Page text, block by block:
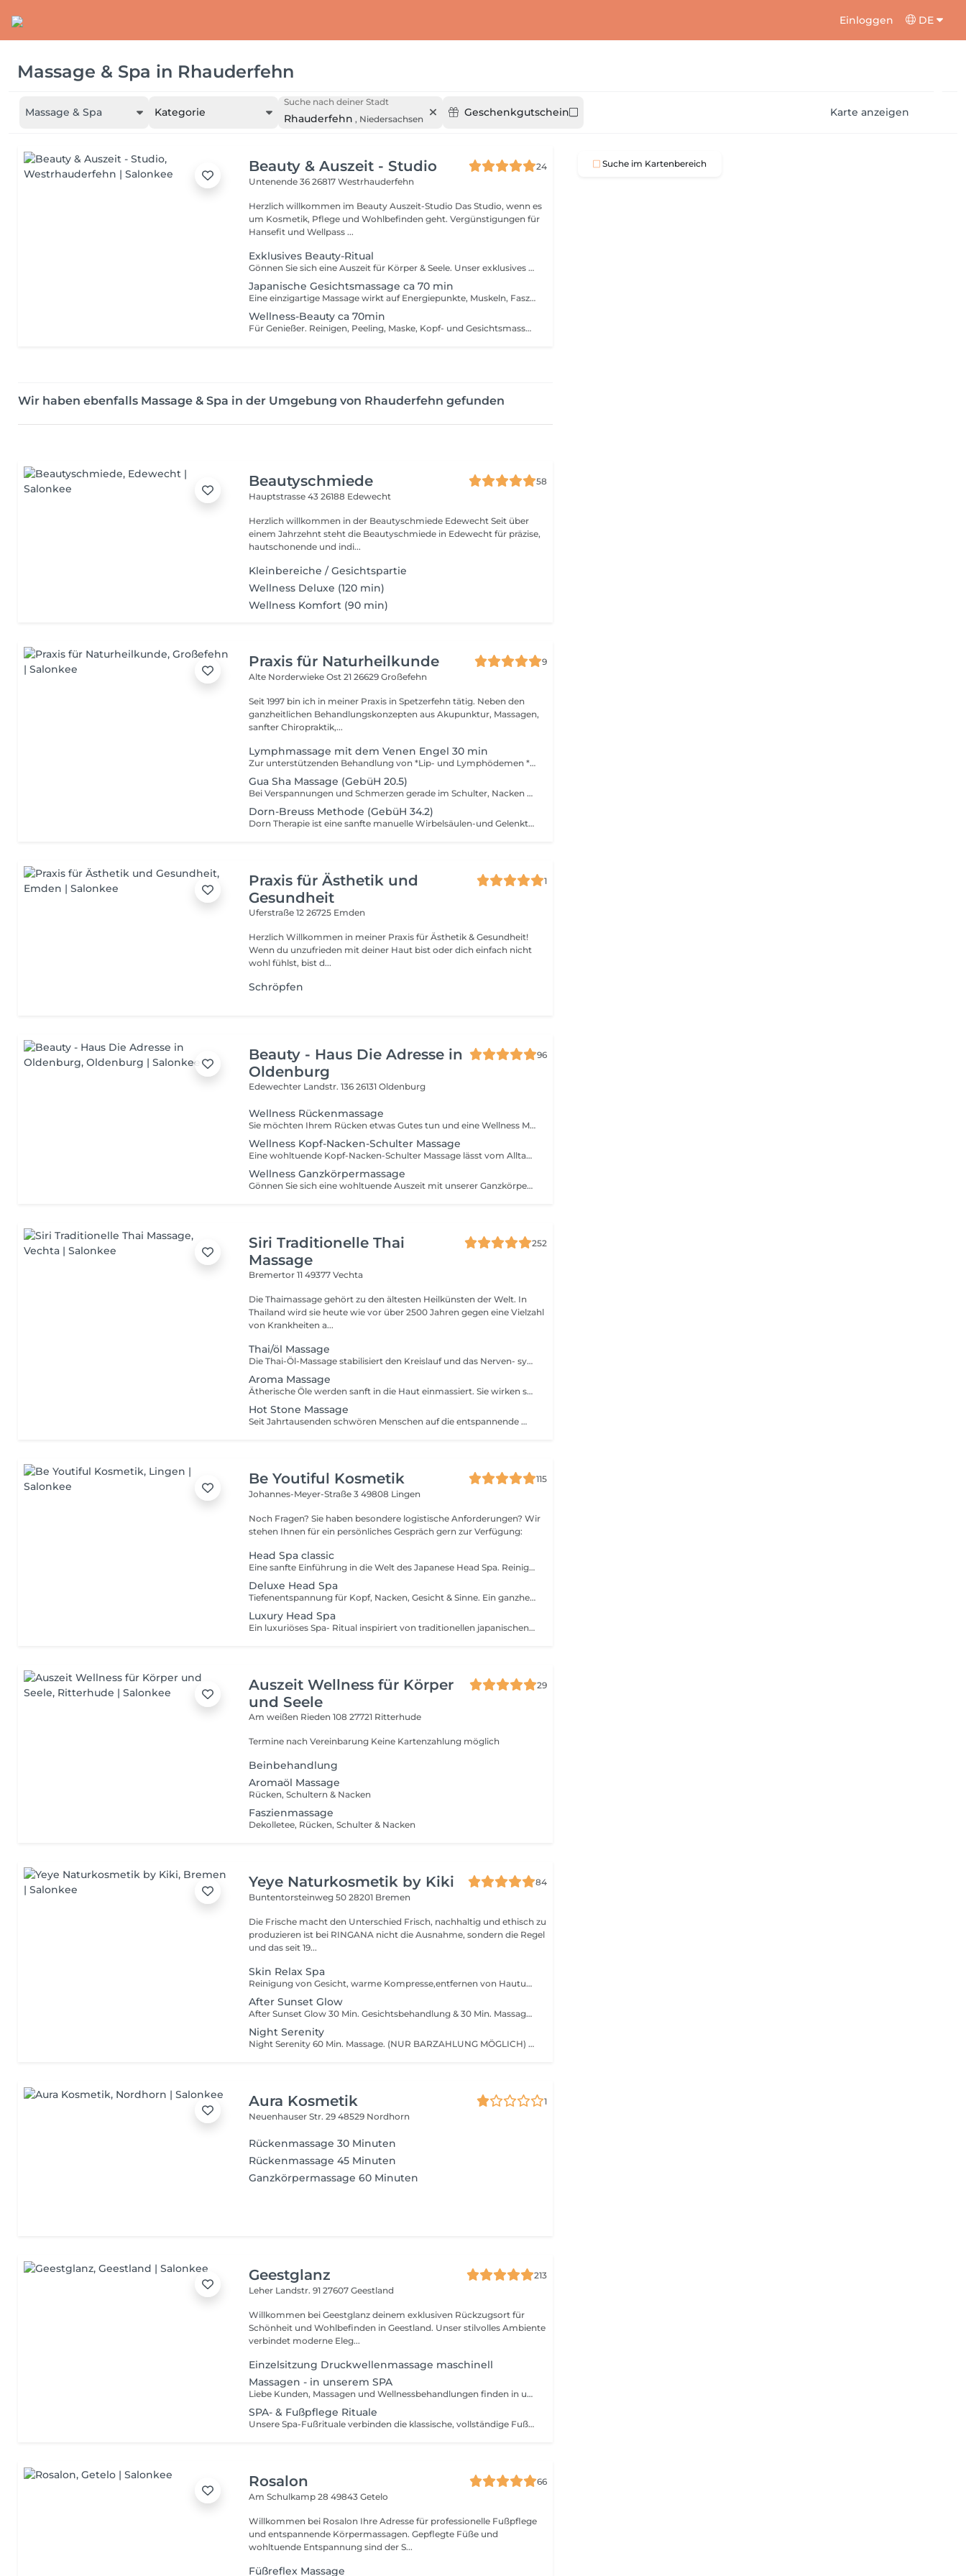
Einloggen DE
Massage & Spa in Rhauderfehn
Massage & Spa Kategorie
Suche nach deiner Stadt
Rhauderfehn , Niedersachsen
Geschenkgutschein Karte anzeigen
Beauty & Auszeit - Studio
24
Untenende 3626817 Westrhauderfehn
Herzlich willkommen im Beauty Auszeit-Studio Das Studio, wenn es
um Kosmetik, Pflege und Wohlbefinden geht. Vergünstigungen für
Hansefit und Wellpass ...
Exklusives Beauty-Ritual
Gönnen Sie sich eine Auszeit für Körper & Seele. Unser exklusives Beauty Ritual vereint auf ihre Haut abgestimmte tiefenwirksame Hautpflege mit Geräten, wohltuende Massagegriffe und ein Luxus Treatment , das Ihre Haut strahlen lässt. klassische Gesichtsbehandlung, 2Geräte, Japanische Gesichtsmassage Bei fragen zu Behandlungen, oder Problem mit dem buchen/stornieren, bitte immer per WhatsApp 0157 57 55 55 01 Kontakt mit uns aufnehmen.
Japanische Gesichtsmassage ca 70 min
Eine einzigartige Massage wirkt auf Energiepunkte, Muskeln, Faszien, Gefäße und Lymphbahnen Dauer 70 min Keine hansefit Vergünstigung Bei fragen zu Behandlungen, oder Problem mit dem buchen/stornieren, bitte immer per WhatsApp 0157 57 55 55 01 Kontakt mit uns aufnehmen.
Wellness-Beauty ca 70min
Für Genießer. Reinigen, Peeling, Maske, Kopf- und Gesichtsmassage Ca 70 min Bei fragen zu Behandlungen, oder Problem mit dem buchen/stornieren, bitte immer per WhatsApp 0157 57 55 55 01 Kontakt mit uns aufnehmen.
Wir haben ebenfalls Massage & Spa in der Umgebung von Rhauderfehn gefunden
Beautyschmiede
58
Hauptstrasse 4326188 Edewecht
Herzlich willkommen in der Beautyschmiede Edewecht Seit über
einem Jahrzehnt steht die Beautyschmiede in Edewecht für präzise,
hautschonende und indi...
Kleinbereiche / Gesichtspartie
Wellness Deluxe (120 min)
Wellness Komfort (90 min)
Praxis für Naturheilkunde
9
Alte Norderwieke Ost 2126629 Großefehn
Seit 1997 bin ich in meiner Praxis in Spetzerfehn tätig. Neben den
ganzheitlichen Behandlungskonzepten aus Akupunktur, Massagen,
sanfter Chiropraktik,...
Lymphmassage mit dem Venen Engel 30 min
Zur unterstützenden Behandlung von *Lip- und Lymphödemen *Sportregeneration *Ödemen infolge von Traumata und Sportverletzungen *Ergänzung zur manuellen Lymphdrainage
Gua Sha Massage (GebüH 20.5)
Bei Verspannungen und Schmerzen gerade im Schulter, Nacken und Rückenbereich kann diese Methode oft schon nach der ersten Behandlung deutliche und anhaltende Verbesserungen bringen. Zu erwartende Nebenwirkung dabei sind vorübergehende Verfärbungen der behandelten Areale, die jedoch nach einigen Tagen nicht mehr zu sehen sind.
Dorn-Breuss Methode (GebüH 34.2)
Dorn Therapie ist eine sanfte manuelle Wirbelsäulen-und Gelenktherapie, die Breuss Massage ist eine sanfte Dehnung der Wirbelsäule und der umgebenden Muskulatur
Praxis für Ästhetik und
Gesundheit
1
Uferstraße 1226725 Emden
Herzlich Willkommen in meiner Praxis für Ästhetik & Gesundheit!
Wenn du unzufrieden mit deiner Haut bist oder dich einfach nicht
wohl fühlst, bist d...
Schröpfen
Beauty - Haus Die Adresse in
Oldenburg
96
Edewechter Landstr. 13626131 Oldenburg
Wellness Rückenmassage
Sie möchten Ihrem Rücken etwas Gutes tun und eine Wellness Massage genießen? Dann buchen Sie sich gerne diese Behandlung für ein gelockertes und befreites Körpergefühl.
Wellness Kopf-Nacken-Schulter Massage
Eine wohltuende Kopf-Nacken-Schulter Massage lässt vom Alltagsstress abschalten und sorgt für tiefe Entspannung.
Wellness Ganzkörpermassage
Gönnen Sie sich eine wohltuende Auszeit mit unserer Ganzkörpermassage. Die Massagezeit beträgt 70 min.
Siri Traditionelle Thai
Massage
252
Bremertor 1149377 Vechta
Die Thaimassage gehört zu den ältesten Heilkünsten der Welt. In
Thailand wird sie heute wie vor über 2500 Jahren gegen eine Vielzahl
von Krankheiten a...
Thai/öl Massage
Die Thai-Öl-Massage stabilisiert den Kreislauf und das Nerven- system. Zellen und Organe werden genährt und schlacken aus dem Gewebe. Ihr Körper bleibt jung, vital, schön und gesund. Die Thai-Öl-Massage unterstützt die Abwehrkräfte der Haut, ver- bessert die Konzentration, fördert das Körperbewusstsein und das allgemeine Wohlbefinden.
Aroma Massage
Ätherische Öle werden sanft in die Haut einmassiert. Sie wirken sowohl auf den Körper als auch auf die Psyche. Je nach Art des verwendeten Öl- und Duftessenzen wirkt sie entspannend und auch anregend.
Hot Stone Massage
Seit Jahrtausenden schwören Menschen auf die entspannende Wirkung von heißen Steinen. Heute zählt die Hot-Stone Massage zu den beliebtesten Anwendungen im Wellness-Bereich, ist sie doch eine warme Wohltat für Körper, Geist und Seele.
Be Youtiful Kosmetik
115
Johannes-Meyer-Straße 349808 Lingen
Noch Fragen? Sie haben besondere logistische Anforderungen? Wir
stehen Ihnen für ein persönliches Gespräch gern zur Verfügung:
Head Spa classic
Eine sanfte Einführung in die Welt des Japanese Head Spa. Reinigung, Entspannung und neue Frische für Kopfhaut und Geist. *Tiefenreinigung mit Spezialshampoo *Warmes Wasser-Ritual *Entspannende Kopfmasssage *Pflegeabschluss + selber Föhnen
Deluxe Head Spa
Tiefenentspannung für Kopf, Nacken, Gesicht & Sinne. Ein ganzheitliches Ritual für Stressabbau und Kopfhautpflege. *Reinigungsritual & Peeling *Intensive Kopfmassage *Nacken-, Schulter-, Gesichtsmassage *Pflegemaske für Gesicht & Haar mit Aromatherapie *Entspannungsphase *Abschluss Pflege & selber föhnen
Luxury Head Spa
Ein luxuriöses Spa- Ritual inspiriert von traditionellen japanischen Entspannungszeremonien. Tiefenpflege, Wäre und absolute Ruhe. *Fußbad mit Paraffinbehandlung *Reinigungsritual und Peeling *Intensive Schulter-, Nacken- und Gesichtsmassage mit warmen Camillenöl *Haar und Gesichtsmaske inkl. Aromatherapie *Fußdruckpunktmassage (bei Anna) oder Handmassage (bei Eva) *Entspannungsphase *Abschluss Pflege & selber föhnen
Auszeit Wellness für Körper
und Seele
29
Am weißen Rieden 10827721 Ritterhude
Termine nach Vereinbarung Keine Kartenzahlung möglich
Beinbehandlung
Aromaöl Massage
Rücken, Schultern & Nacken
Faszienmassage
Dekolletee, Rücken, Schulter & Nacken
Yeye Naturkosmetik by Kiki
84
Buntentorsteinweg 5028201 Bremen
Die Frische macht den Unterschied Frisch, nachhaltig und ethisch zu
produzieren ist bei RINGANA nicht die Ausnahme, sondern die Regel
und das seit 19...
Skin Relax Spa
Reinigung von Gesicht, warme Kompresse,entfernen von Hautunreinheiten, Tonic, Serum mit hochwirksamen Wirkstoffkonzentrat Fresh anti Falten Serum+ ADDS effect (Sofort-Lifting-Effect), pflegende Gesichtspackung, Augen-Serum, Lippenpflege, Tagespflege Zusätzlich erweitern wir die Pedi + Mani Behandlung mit Spabad ,Peeling Nagelpflege,mit ein Abschluss Massage mit Ätherische Öle. Reine Entspannung mit ein Glow auf dein Haut. ANFRAGE für Lack/Shellack
After Sunset Glow
After Sunset Glow 30 Min. Gesichtsbehandlung & 30 Min. Massage.(NUR BARZAHLUNG MÖGLICH) Erleben Sie die perfekte Balance aus Pflege und Entspannung: eine belebende Gesichtsbehandlung, die Ihre Haut zum Strahlen bringt, kombiniert mit einer wohltuenden Massage, die den Stress des Tages löst. Der ideale Ausklang für einen langen Abend.
Night Serenity
Night Serenity 60 Min. Massage. (NUR BARZAHLUNG MÖGLICH) Gönnen Sie sich eine intensive Auszeit für Körper und Seele. Sanfte Griffe und tiefe Entspannung helfen, Spannungen zu lösen und Ruhe zu finden. Perfekt, um den Tag loszulassen und entspannt in die Nacht zu starten.
Aura Kosmetik
1
Neuenhauser Str. 2948529 Nordhorn
Rückenmassage 30 Minuten
Rückenmassage 45 Minuten
Ganzkörpermassage 60 Minuten
Geestglanz
213
Leher Landstr. 9127607 Geestland
Willkommen bei Geestglanz deinem exklusiven Rückzugsort für
Schönheit und Wohlbefinden in Geestland. Unser stilvolles Ambiente
verbindet moderne Eleg...
Einzelsitzung Druckwellenmassage maschinell
Massagen - in unserem SPA
Liebe Kunden, Massagen und Wellnessbehandlungen finden in unserem SPA in Bad Bederkesa statt. Gerne können Sie über den SPA Buchungslink online buchen oder Sie schreiben uns eine Mail an info@geestglanz-spa.de
SPA- & Fußpflege Rituale
Unsere Spa-Fußrituale verbinden die klassische, vollständige Fußpflege inklusive Nägel kürzen, Hornhautentfernung und intensiver Abschlusspflege mit zusätzlichen Verwöhn- und Wirkstoff-Elementen, um sowohl Entspannung als auch Regeneration zu unterstützen! Beide Rituale beinhalten ein wohltuendes Fußbad, ein Peeling, eine ausführliche Pflege und eine hochwertige, an die Fußreflexzonenmassage angelehnte Massage, angepasst an das jeweilige Ritual-Thema. Cleopatra-Ritual Milch & Honig Ein sinnlich-luxuriöses Ritual mit orientalischem Duft nach Milch und Honig inspiriert von den Schönheitsritualen Kleopatras. Milch ist reich an natürlichen Fetten und Milchsäure. Sie kann die Haut sanft glätten, geschmeidig machen und ihre natürliche Schutzbarriere unterstützen. Honig wirkt feuchtigkeitsspendend, beruhigend und pflegend. Er kann die Haut weich machen und ihr ein geschmeidiges, genährtes Gefühl verleihen. -Warmes Milch & Honig Fußbad -Sanftes Honig Peeling zur Vorbereitung der Haut -Vollständige Fußpflege (Nägel kürzen & formen, Hornhautentfernung) -Ausführliche, an die Fußreflexzonenmassage angelehnte Fußmassage mit rauchigem nach Honigduftenden warmen Kerzenöl -Warme Kompressen zur Entspannung -Intensive passende Honig-Milch Abschlusspflege Ein Ritual für alle, die sich nicht nur gepflegte, sondern verwöhnte Füße wünschen ein Moment von Luxus, Entschleunigung und bewusster Selbstfürsorge. Magnesium-Regenerationsritual Ein wirkstofforientiertes Ritual mit dem Fokus auf Regeneration, Entspannung und Zellunterstützung. Magnesium ist ein essentieller Mineralstoff für Muskel- und Zellfunktionen. Über ein Fußbad und Peeling kann Magnesium dabei helfen, Spannungsgefühle und Ermüdungserscheinungen in den Füßen zu reduzieren, die Regeneration beanspruchter Haut und Muskulatur zu unterstützen und ein langanhaltendes Gefühl von Leichtigkeit zu vermitteln. -Warmes Magnesium-Fußbad zur muskelentspannenden Vorbereitung -Magnesium-Peeling mit reinem Magnesium, um die Haut zu glätten und mineralisch zu beleben -Vollständige Fußpflege (Nägel kürzen & formen, Hornhautentfernung) -intensive, regenerationsfördernde Massage mit reinem Magnesium-Gel -Tiefenwirksame Regenerationspflege Ein Ritual für alle, die ihren Füßen Entlastung schenken möchten spürbar leichter, entspannter und regeneriert.
Rosalon
66
Am Schulkamp 2849843 Getelo
Willkommen bei Rosalon Ihre Adresse für professionelle Fußpflege
und entspannende Körpermassagen. Gepflegte Füße und
wohltuende Entspannung sind der S...
Füßreflex Massage
Suche im Kartenbereich